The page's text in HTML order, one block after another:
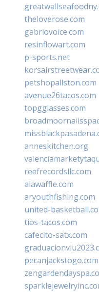
theloverose.com
gabriovoice.com
resinflowart.com
p-sports.net
petshopallston.com
avenue26tacos.com
topgglasses.com
anneskitchen.org
reefrecordsllc.com
alawaffle.com
aryouthfishing.com
united-
tios-tacos.com
cafecito-satx.com
pecanjackstogo.com